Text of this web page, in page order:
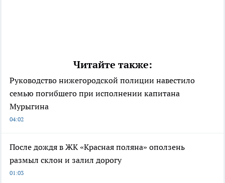
Читайте также:
Руководство нижегородской полиции навестило
семью погибшего при исполнении капитана
Мурыгина
04:02
После дождя в ЖК «Красная поляна» оползень
размыл склон и залил дорогу
01:03